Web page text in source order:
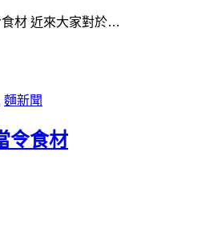
食材 近來大家對於…
麵新聞
令食材